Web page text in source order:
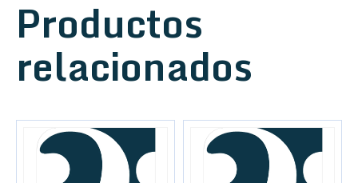
Productos
relacionados